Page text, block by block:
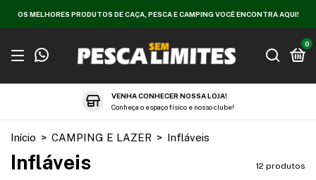
OS MELHORES PRODUTOS DE CAÇA, PESCA E CAMPING VOCÊ ENCONTRA AQUI!
0
VENHA CONHECER NOSSA LOJA!
Conheça o espaço físico e nosso clube!
Início > CAMPING E LAZER > Infláveis
Infláveis 12 produtos